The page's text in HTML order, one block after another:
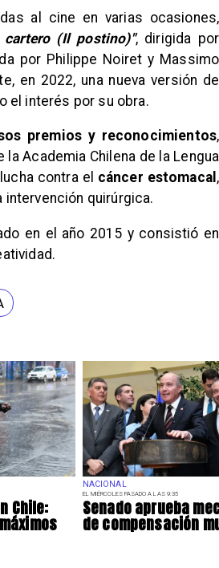
Chile:
NACIONAL
EL MIÉRCOLES PASADO A LAS 9:35
Senado aprueba
de compensación
al cine en varias ocasiones,
cartero (Il postino)", dirigida por
por Philippe Noiret y Massimo
en 2022, una nueva versión de
el interés por su obra.
premios y reconocimientos,
Academia Chilena de la Lengua
contra el cáncer estomacal ,
intervención quirúrgica.
en el año 2015 y consistió en